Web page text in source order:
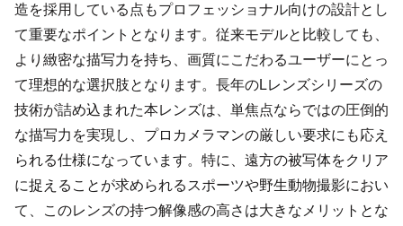
造を採用している点もプロフェッショナル向けの設計とし
て重要なポイントとなります。従来モデルと比較しても、
より緻密な描写力を持ち、画質にこだわるユーザーにとっ
て理想的な選択肢となります。長年のLレンズシリーズの
技術が詰め込まれた本レンズは、単焦点ならではの圧倒的
な描写力を実現し、プロカメラマンの厳しい要求にも応え
られる仕様になっています。特に、遠方の被写体をクリア
に捉えることが求められるスポーツや野生動物撮影におい
て、このレンズの持つ解像感の高さは大きなメリットとな